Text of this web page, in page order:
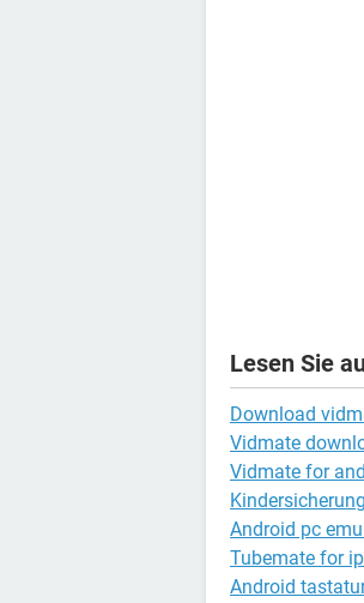
Lesen Sie
Download
Vidmate
Vidmate for
Android pc
Tubemate for
Android